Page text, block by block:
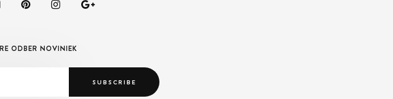
ODBER NOVINIEK